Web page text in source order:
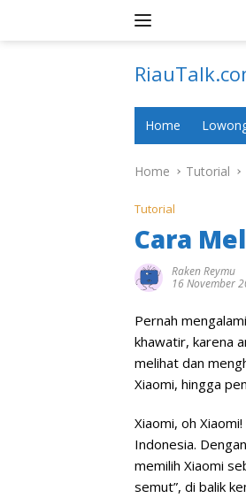
Informasi
Home
Home Tutorial
Tutorial
Cara
Raken Reymu
16 November
Pernah
khawatir, karena
melihat dan
Xiaomi, hingga
Xiaomi, oh
Indonesia.
memilih Xiaomi
semut”, di balik